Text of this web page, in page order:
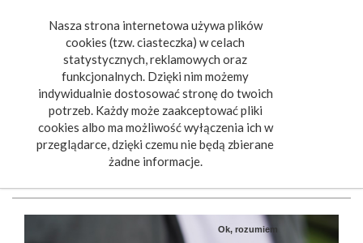
Nasza strona internetowa używa plików
cookies (tzw. ciasteczka) w celach
statystycznych, reklamowych oraz
funkcjonalnych. Dzięki nim możemy
indywidualnie dostosować stronę do twoich
potrzeb. Każdy może zaakceptować pliki
cookies albo ma możliwość wyłączenia ich w
przeglądarce, dzięki czemu nie będą zbierane
żadne informacje.
Ok, rozumiem